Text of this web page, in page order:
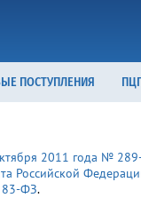
ПОСТУПЛЕНИЯ
2011 года №
Российской
83-ФЗ.